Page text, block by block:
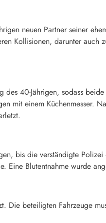
neuen Partner seiner
Kollisionen, darunter auch
40-Jährigen, sodass
mit einem Küchenmesser.
bis die verständigte
Eine Blutentnahme wurde
Die beteiligten Fahrzeuge